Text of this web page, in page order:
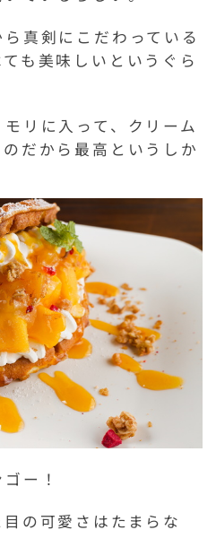
真剣にこだわっている
も美味しいというぐら
リに入って、クリーム
だから最高というしか
ー！
の可愛さはたまらな